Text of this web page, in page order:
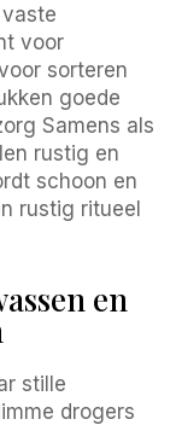
voor
sorteren
goede
Samens als
rustig en
schoon en
rustig ritueel
en
stille
drogers